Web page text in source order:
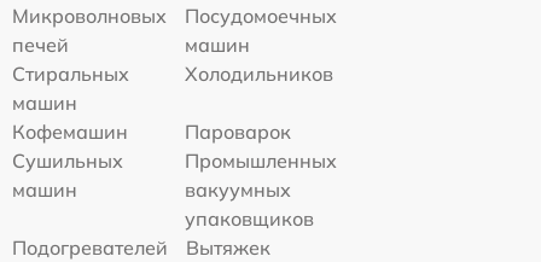
Микроволновых
печей
Посудомоечных
машин
Стиральных
машин
Холодильников
Кофемашин
Пароварок
Сушильных
машин
Промышленных
вакуумных
упаковщиков
Подогревателей
Вытяжек